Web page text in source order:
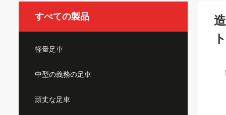
すべての製品
軽量足車
中型の義務の足車
頑丈な足車